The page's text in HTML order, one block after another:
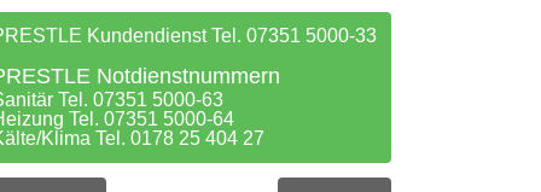
Kundendienst Tel. 07351 5000-33
Notdienstnummern
Tel. 07351 5000-63
Tel. 07351 5000-64
Klima Tel. 0178 25 404 27